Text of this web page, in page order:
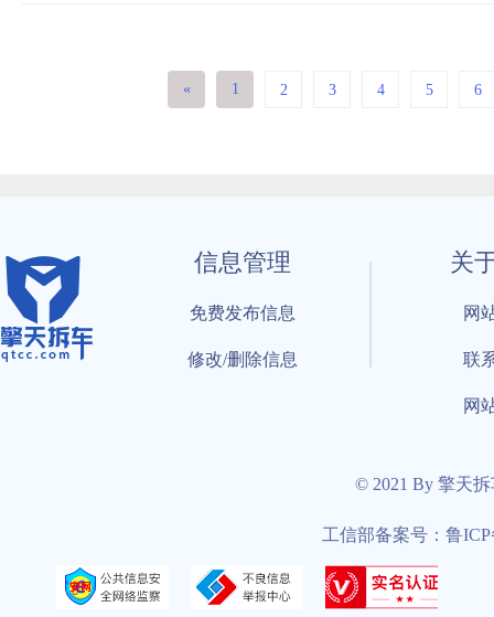
« 1 2 3 4 5 6
信息管理
免费发布信息
修改/删除信息
关
网
联
网
© 2021 By 擎天
工信部备案号：鲁